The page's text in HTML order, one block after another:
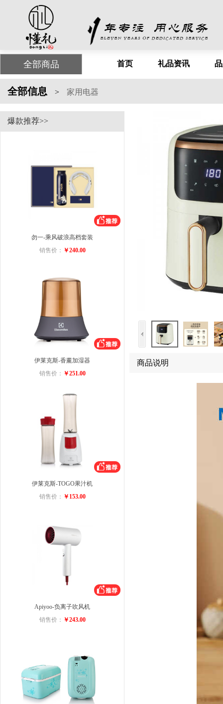
全部商品 首页 礼品资讯
全部信息 > 家用电器
爆款推荐>>
勿一-乘风破浪高档套装
销售价： ￥240.00
伊莱克斯-香薰加湿器
销售价： ￥251.00
伊莱克斯-TOGO果汁机
销售价： ￥153.00
Apiyoo-负离子吹风机
销售价： ￥243.00
商品说明